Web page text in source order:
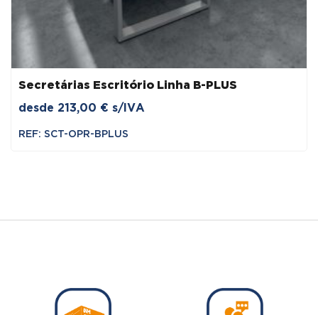
Secretárias Escritório Linha B-PLUS
desde 213,00 € s/IVA
REF: SCT-OPR-BPLUS